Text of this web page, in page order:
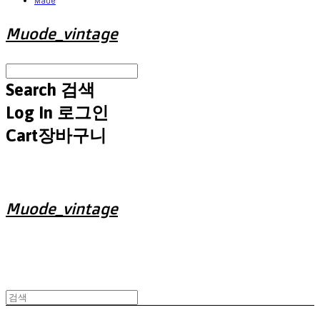
Muode_vintage
Search 검색
Log In 로그인
Cart장바구니
Muode_vintage